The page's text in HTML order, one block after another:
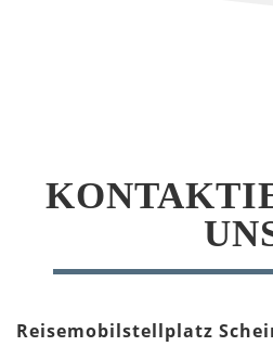
Reisemobilstellplatz